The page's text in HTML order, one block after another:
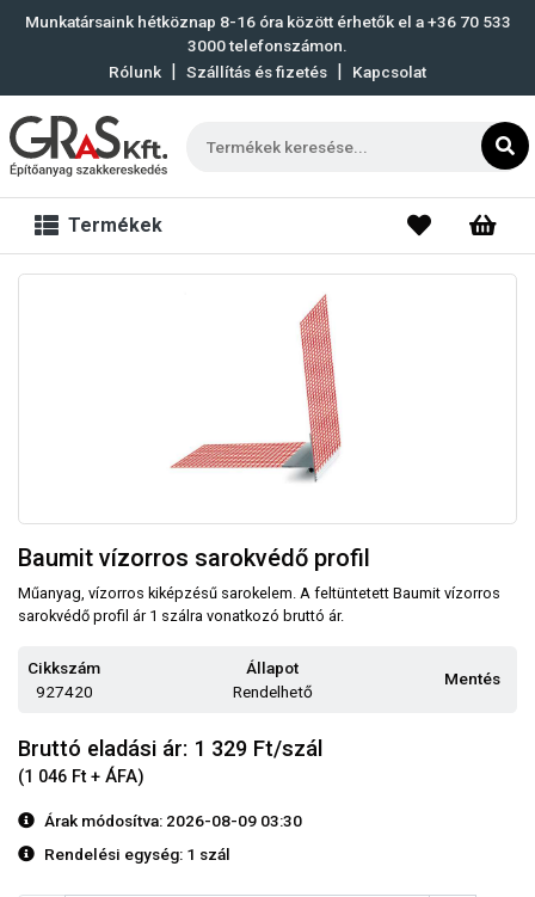
Munkatársaink hétköznap 8-16 óra között érhetők el a+36 70 533
3000telefonszámon.
Rólunk | Szállítás és fizetés | Kapcsolat
Termékek
Baumit vízorros sarokvédő profil
Műanyag, vízorros kiképzésű sarokelem. A feltüntetett Baumit vízorros
sarokvédő profil ár 1 szálra vonatkozó bruttó ár.
Cikkszám
927420
Állapot
Rendelhető
Mentés
Bruttó eladási ár: 1 329 Ft/szál
(1 046 Ft + ÁFA)
Árak módosítva: 2026-08-09 03:30
Rendelési egység: 1 szál